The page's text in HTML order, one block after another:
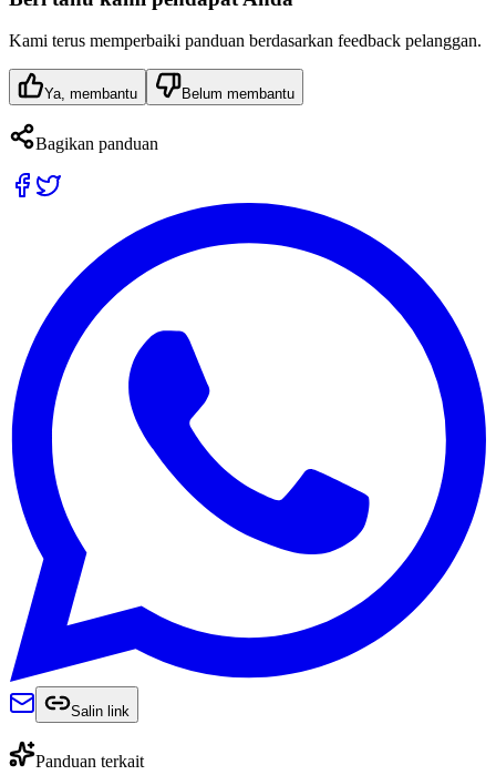
Kami terus memperbaiki panduan berdasarkan feedback pelanggan.
Ya, membantu Belum membantu
Bagikan panduan
Salin link
Panduan terkait